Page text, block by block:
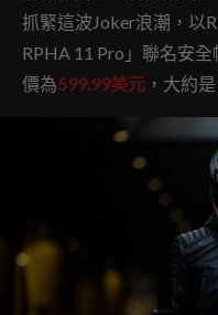
抓緊這波Joker浪潮，以
RPHA 11 Pro」聯名安
價為599.99美元 ，大約